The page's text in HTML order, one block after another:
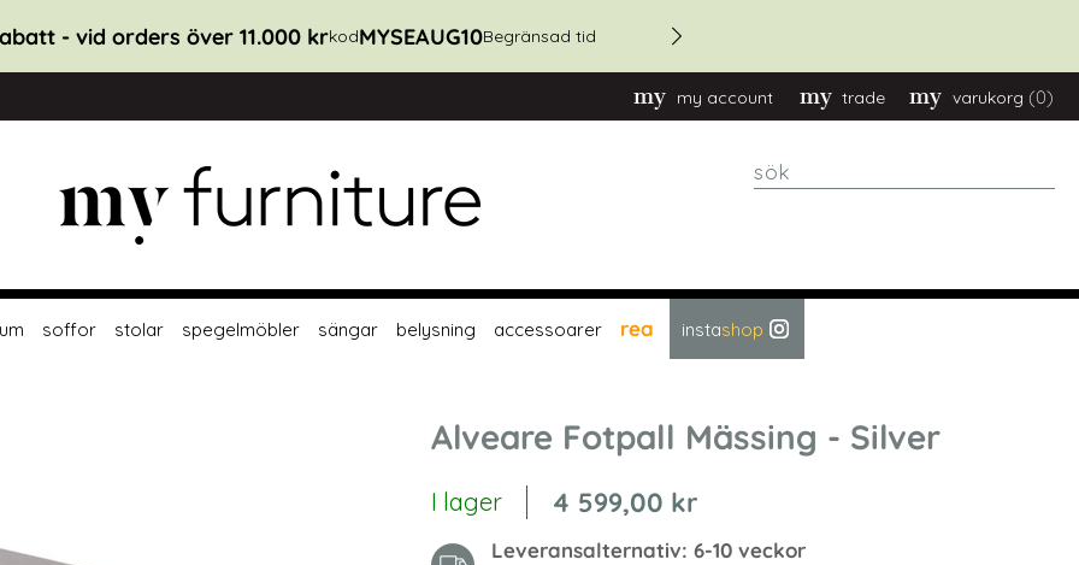
- vid orders över 11.000 krkodMYSEAUG10Begränsad tid
my account trade varukorg (0)
sök
soffor stolar spegelmöbler sängar belysning accessoarer rea instashop
Alveare Fotpall Mässing - Silver
I lager 4 599,00 kr
Leveransalternativ: 6-10 veckor